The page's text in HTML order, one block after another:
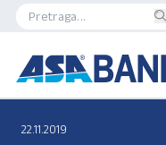
22.11.2019